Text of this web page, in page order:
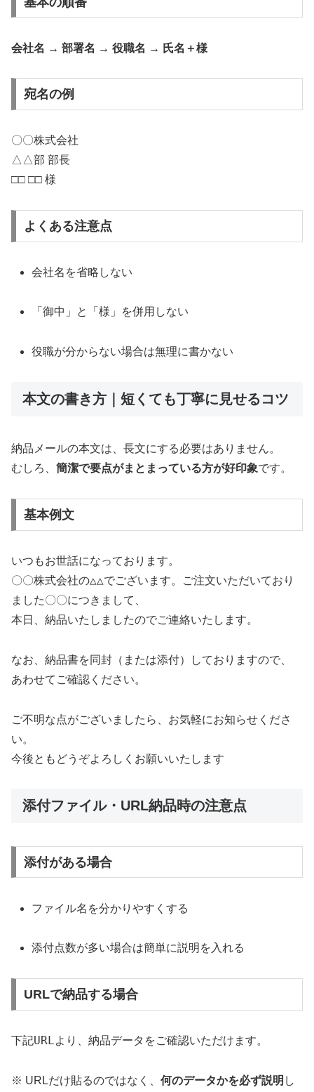
会社名 → 部署名 → 役職名 → 氏名＋様
宛名の例
〇〇株式会社
△△部 部長
□□ □□ 様
よくある注意点
会社名を省略しない
「御中」と「様」を併用しない
役職が分からない場合は無理に書かない
本文の書き方｜短くても丁寧に見せるコツ
納品メールの本文は、長文にする必要はありません。
むしろ、 簡潔で要点がまとまっている方が好印象です。
基本例文
いつもお世話になっております。
〇〇株式会社の△△でございます。
ご注文いただいており
ました〇〇につきまして、
本日、納品いたしましたのでご連絡いたします。
なお、納品書を同封（または添付）しておりますので、
あわせてご確認ください。
ご不明な点がございましたら、お気軽にお知らせくださ
い。
今後ともどうぞよろしくお願いいたします
添付ファイル・URL納品時の注意点
添付がある場合
ファイル名を分かりやすくする
添付点数が多い場合は簡単に説明を入れる
URLで納品する場合
下記URLより、納品データをご確認いただけます。
※ URLだけ貼るのではなく、 何のデータかを必ず説明 し